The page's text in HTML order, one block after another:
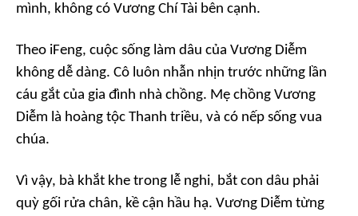
mình, không có Vương Chí Tài bên cạnh.
Theo iFeng, cuộc sống làm dâu của Vương Diễm
không dễ dàng. Cô luôn nhẫn nhịn trước những lần
cáu gắt của gia đình nhà chồng. Mẹ chồng Vương
Diễm là hoàng tộc Thanh triều, và có nếp sống vua
chúa.
Vì vậy, bà khắt khe trong lễ nghi, bắt con dâu phải
quỳ gối rửa chân, kề cận hầu hạ. Vương Diễm từng